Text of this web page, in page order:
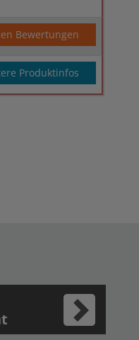
Bewertungen
Produktinfos